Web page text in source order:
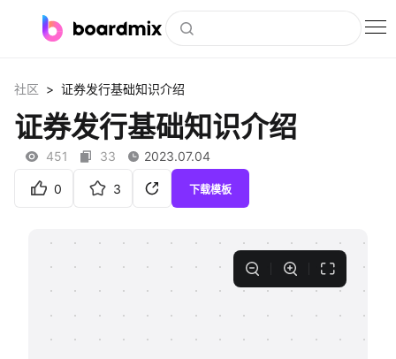
社区资源
下载
私有化部署
社区 > 证券发行基础知识介绍
证券发行基础知识介绍
451 33 2023.07.04
0 3 下载模板